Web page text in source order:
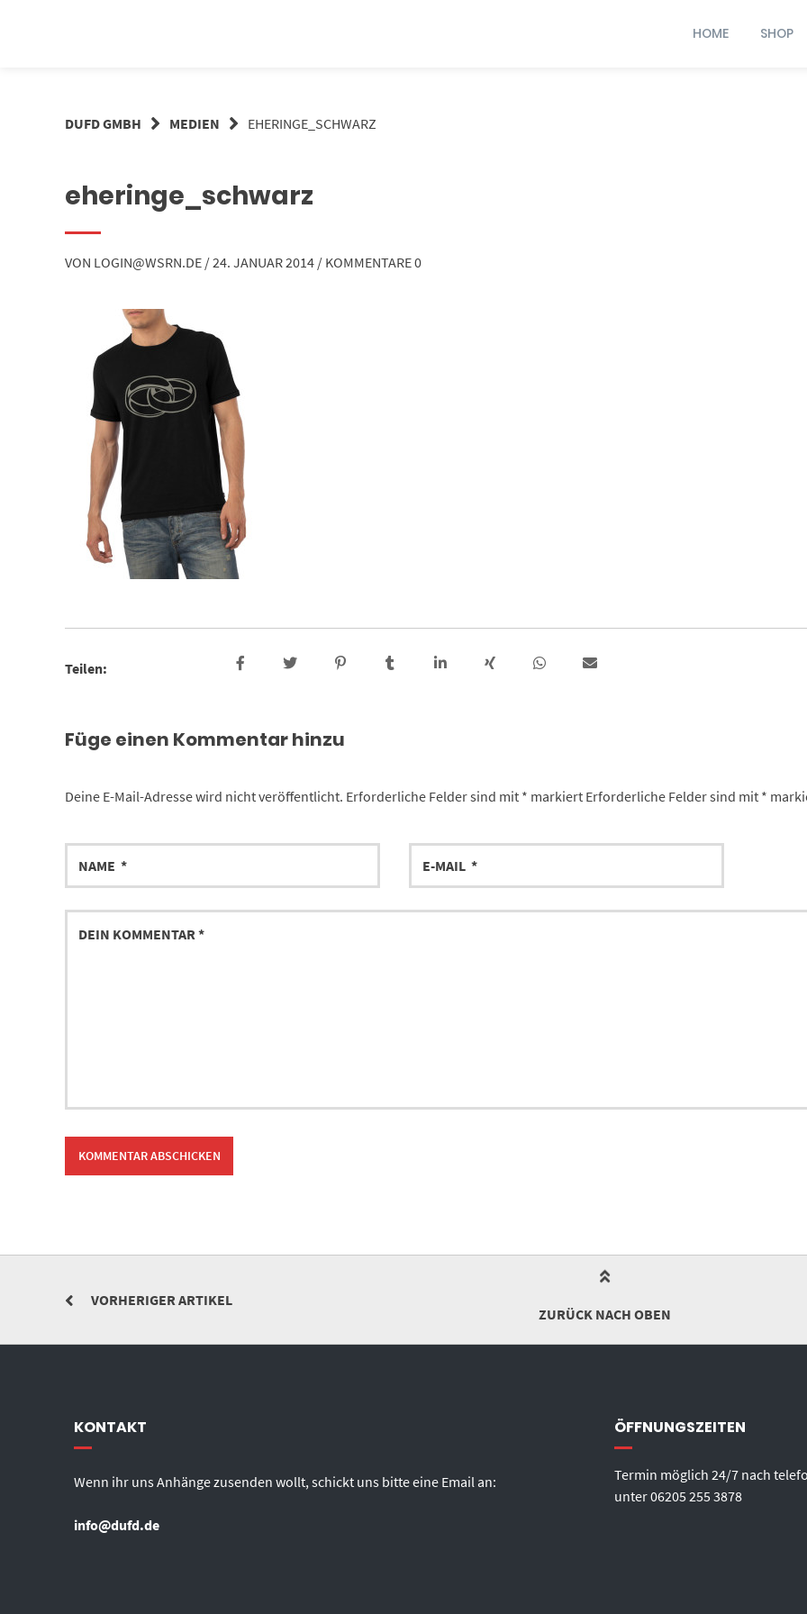
HOME SHOP
DUFD GMBH MEDIEN EHERINGE_SCHWARZ
eheringe_schwarz
VON LOGIN@WSRN.DE /24. JANUAR 2014 / KOMMENTARE 0
Teilen:
Füge einen Kommentar hinzu
Deine E-Mail-Adresse wird nicht veröffentlicht. Erforderliche Felder sind mit * markiertErforderliche Felder sind mit *
VORHERIGER ARTIKEL
ZURÜCK NACH OBEN
KONTAKT
Wenn ihr uns Anhänge zusenden wollt, schickt uns bitte eine Email an:
info@dufd.de
ÖFFNUNGSZEITEN
Termin möglich 24/7 nach
unter06205 255 3878